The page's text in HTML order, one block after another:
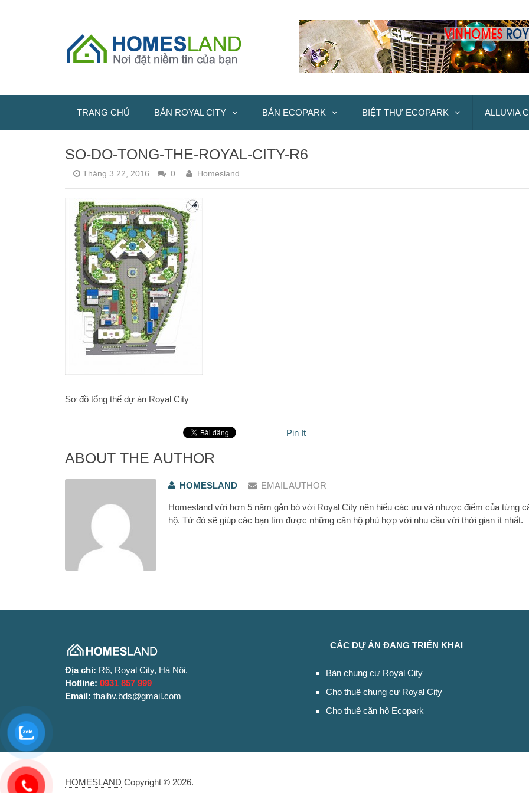
TRANG CHỦ BÁN ROYAL CITY BÁN ECOPARK BIỆT THỰ ECOPARK ALLUVIA
SO-DO-TONG-THE-ROYAL-CITY-R6
Tháng 3 22, 2016 0 Homesland
Sơ đồ tổng thể dự án Royal City
Pin It
ABOUT THE AUTHOR
HOMESLAND EMAIL AUTHOR
Homesland với hơn 5 năm gắn bó với Royal City nên hiểu các ưu và nhược điểm của từng
hộ. Từ đó sẽ giúp các bạn tìm được những căn hộ phù hợp với nhu cầu với thời gian ít nhất.
Địa chỉ: R6, Royal City, Hà Nội.
Hotline: 0931 857 999
Email: thaihv.bds@gmail.com
CÁC DỰ ÁN ĐANG TRIỂN KHAI
Bán chung cư Royal City
Cho thuê chung cư Royal City
Cho thuê căn hộ Ecopark
HOMESLAND Copyright © 2026.